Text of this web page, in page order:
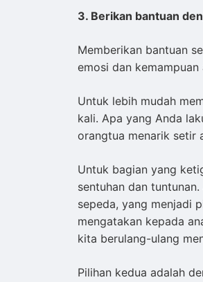
3. Berikan bantuan
Memberikan bantuan
emosi dan
Untuk lebih mudah
kali. Apa yang Anda
orangtua menarik setir
Untuk bagian yang
sentuhan dan
sepeda, yang menjadi
mengatakan kepada
kita berulang-ulang
Pilihan kedua adalah